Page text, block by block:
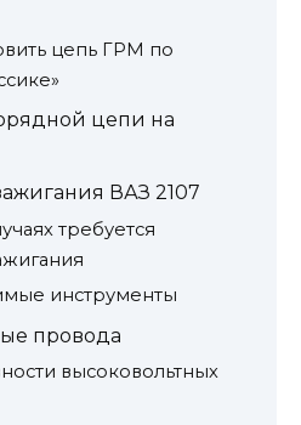
цепь ГРМ по
цепи на
ВАЗ 2107
требуется
инструменты
провода
высоковольтных